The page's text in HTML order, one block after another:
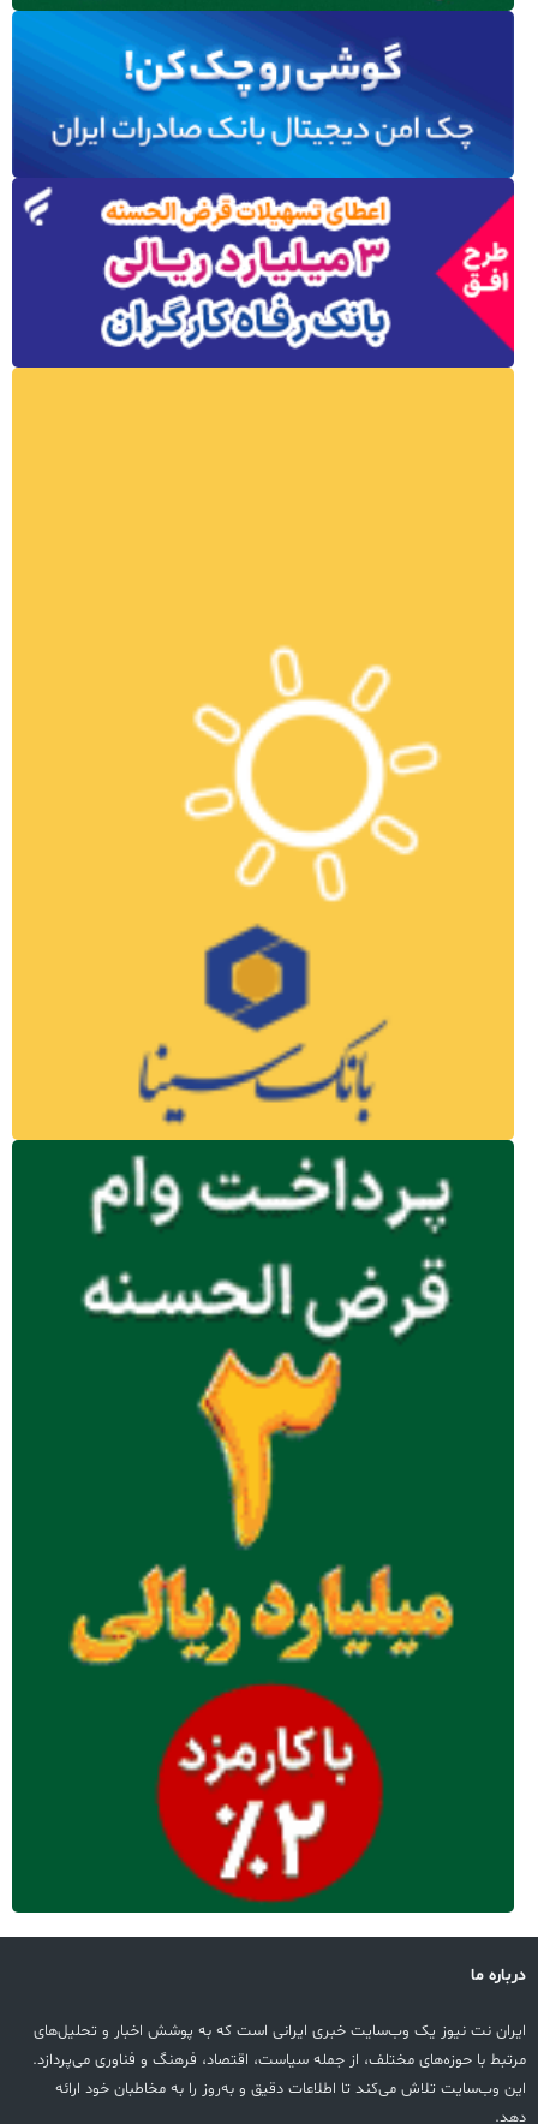
درباره ما
ایران نت نیوز یک وب‌سایت خبری ایرانی است که به پوشش اخبار و تحلیل‌های
مرتبط با حوزه‌های مختلف، از جمله سیاست، اقتصاد، فرهنگ و فناوری می‌پردازد.
این وب‌سایت تلاش می‌کند تا اطلاعات دقیق و به‌روز را به مخاطبان خود ارائه
دهد.